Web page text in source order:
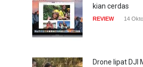
kian cerdas
REVIEW 14
Drone lipat DJI